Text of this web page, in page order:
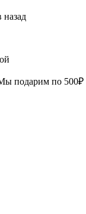
подарим по 500₽